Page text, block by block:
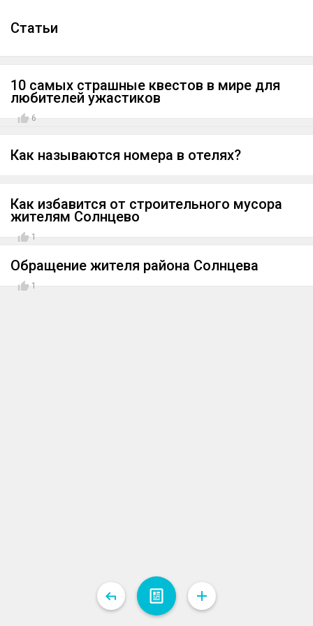
Cтатьи
10 самых страшные квестов в мире для
любителей ужастиков
6
Как называются номера в отелях?
Как избавится от строительного мусора
жителям Солнцево
1
Обращение жителя района Солнцева
1